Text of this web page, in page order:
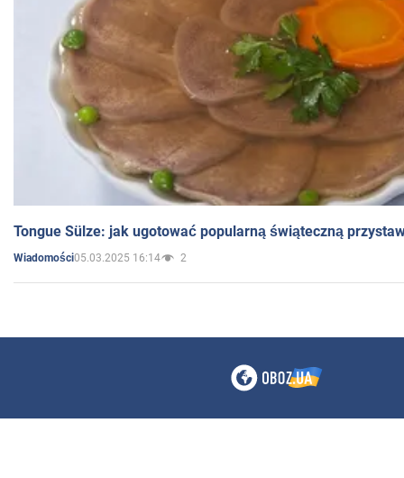
Tongue Sülze: jak ugotować popularną świąteczną
Wiadomości05.03.2025 16:14 2